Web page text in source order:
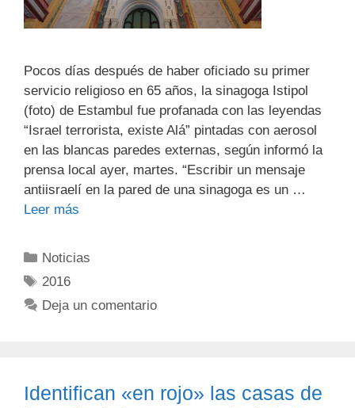
Pocos días después de haber oficiado su primer
servicio religioso en 65 años, la sinagoga Istipol
(foto) de Estambul fue profanada con las leyendas
“Israel terrorista, existe Alá” pintadas con aerosol
en las blancas paredes externas, según informó la
prensa local ayer, martes. “Escribir un mensaje
antiisraelí en la pared de una sinagoga es un …
Leer más
Noticias
2016
Deja un comentario
Identifican «en rojo» las casas de